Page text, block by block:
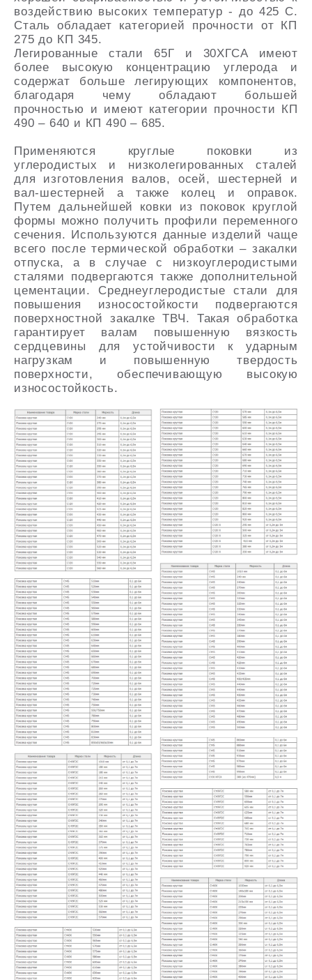
воздействию высоких температур - до 425 С.
Сталь обладает категорией прочности от КП
275 до КП 345.
Легированные стали 65Г и 30ХГСА имеют
более высокую концентрацию углерода и
содержат больше легирующих компонентов,
благодаря чему обладают большей
прочностью и имеют категории прочности КП
490 – 640 и КП 490 – 685.
Применяются круглые поковки из
углеродистых и низколегированных сталей
для изготовления валов, осей, шестерней и
вал-шестерней а также колец и оправок.
Путем дальнейшей ковки из поковок круглой
формы можно получить профили переменного
сечения. Используются данные изделий чаще
всего после термической обработки – закалки
отпуска, а в случае с низкоуглеродистыми
сталями подвергаются также дополнительной
цементации. Среднеуглеродистые стали для
повышения износостойкости подвергаются
поверхностной закалке ТВЧ. Такая обработка
гарантирует валам повышенную вязкость
сердцевины для устойчивости к ударным
нагрузкам и повышенную твердость
поверхности, обеспечивающую высокую
износостойкость.